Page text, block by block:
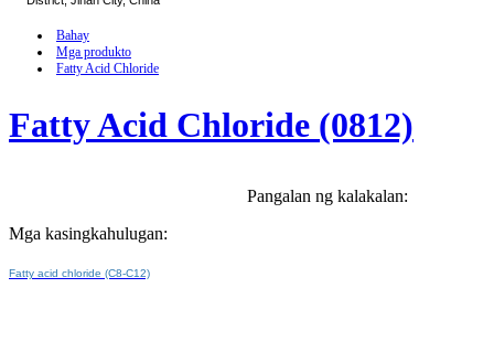
Bahay
Mga produkto
Fatty Acid Chloride
Fatty Acid Chloride (0812)
Pangalan ng kalakalan:
Mga kasingkahulugan:
Fatty acid chloride (C8-C12)